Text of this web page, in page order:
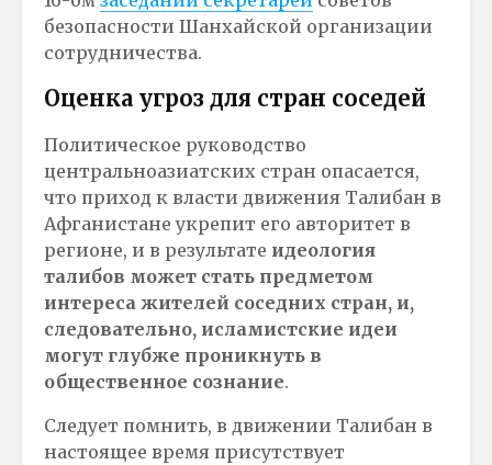
безопасности Шанхайской организации
сотрудничества.
Оценка угроз для стран соседей
Политическое руководство
центральноазиатских стран опасается,
что приход к власти движения Талибан в
Афганистане укрепит его авторитет в
регионе, и в результате идеология
талибов может стать предметом
интереса жителей соседних стран, и,
следовательно, исламистские идеи
могут глубже проникнуть в
общественное сознание.
Следует помнить, в движении Талибан в
настоящее время присутствует